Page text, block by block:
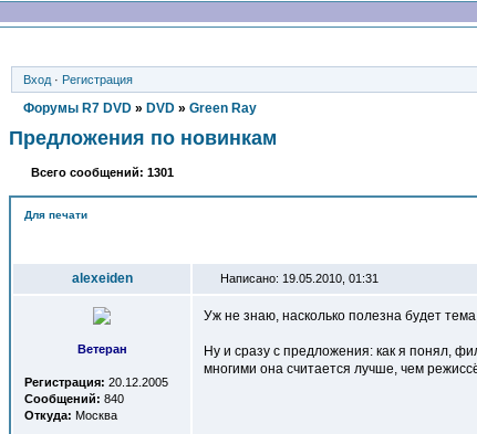
Вход · Регистрация
Форумы R7 DVD » DVD » Green Ray
Предложения по новинкам
Всего сообщений: 1301
Для печати
alexeiden Написано: 19.05.2010, 01:31
Ветеран
Регистрация: 20.12.2005
Сообщений: 840
Откуда: Москва
Уж не знаю, насколько полезна будет
Ну и сразу с предложения: как я понял,
многими она считается лучше, чем